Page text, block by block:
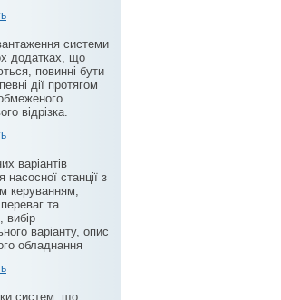
системи
додатках, що
повинні бути
дії протягом
відрізка.
варіантів
насосної станції з
керуванням,
та
вибір
варіанту, опис
обладнання
систем, що